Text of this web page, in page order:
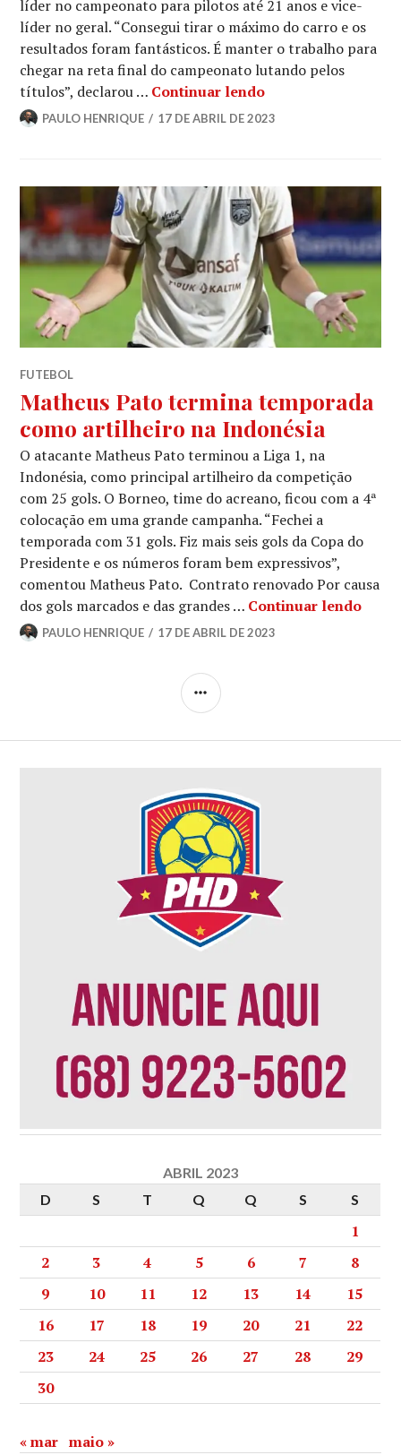
líder no campeonato para pilotos até 21 anos e vice-
líder no geral. “Consegui tirar o máximo do carro e os
resultados foram fantásticos. É manter o trabalho para
chegar na reta final do campeonato lutando pelos
títulos”, declarou … Continuar lendo
PAULO HENRIQUE 17 DE ABRIL DE 2023
FUTEBOL
Matheus Pato termina temporada
como artilheiro na Indonésia
O atacante Matheus Pato terminou a Liga 1, na
Indonésia, como principal artilheiro da competição
com 25 gols. O Borneo, time do acreano, ficou com a 4ª
colocação em uma grande campanha. “Fechei a
temporada com 31 gols. Fiz mais seis gols da Copa do
Presidente e os números foram bem expressivos”,
comentou Matheus Pato. Contrato renovado Por causa
dos gols marcados e das grandes … Continuar lendo
PAULO HENRIQUE 17 DE ABRIL DE 2023
ABRIL 2023
D
S T Q Q S S
1
2
3 4 5 6 7
8
9
10 11 12 13 14
15
16
17 18 19 20 21
22
23
24 25 26 27 28
29
30
« mar maio »